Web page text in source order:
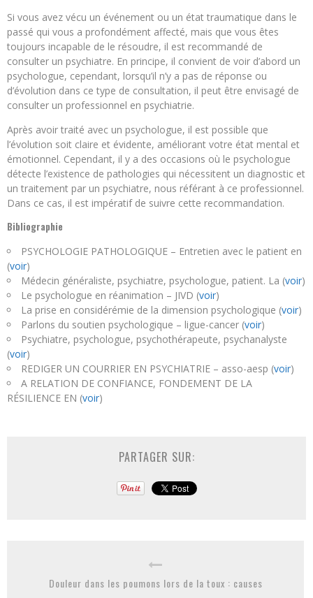
Si vous avez vécu un événement ou un état traumatique dans le
passé qui vous a profondément affecté, mais que vous êtes
toujours incapable de le résoudre, il est recommandé de
consulter un psychiatre. En principe, il convient de voir d’abord un
psychologue, cependant, lorsqu’il n’y a pas de réponse ou
d’évolution dans ce type de consultation, il peut être envisagé de
consulter un professionnel en psychiatrie.
Après avoir traité avec un psychologue, il est possible que
l’évolution soit claire et évidente, améliorant votre état mental et
émotionnel. Cependant, il y a des occasions où le psychologue
détecte l’existence de pathologies qui nécessitent un diagnostic et
un traitement par un psychiatre, nous référant à ce professionnel.
Dans ce cas, il est impératif de suivre cette recommandation.
Bibliographie
PSYCHOLOGIE PATHOLOGIQUE – Entretien avec le patient en
(voir)
Médecin généraliste, psychiatre, psychologue, patient. La (voir)
Le psychologue en réanimation – JIVD (voir)
La prise en considérémie de la dimension psychologique (voir)
Parlons du soutien psychologique – ligue-cancer (voir)
Psychiatre, psychologue, psychothérapeute, psychanalyste
(voir)
REDIGER UN COURRIER EN PSYCHIATRIE – asso-aesp (voir)
A RELATION DE CONFIANCE, FONDEMENT DE LA
RÉSILIENCE EN (voir)
PARTAGER SUR:
Douleur dans les poumons lors de la toux : causes